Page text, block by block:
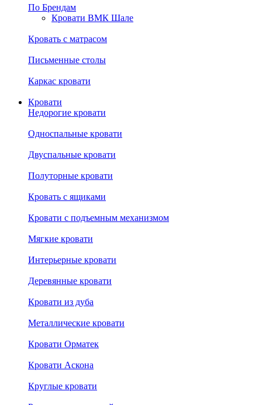
По Брендам
Кровати ВМК Шале
Кровать с матрасом
Письменные столы
Каркас кровати
Кровати
Недорогие кровати
Односпальные кровати
Двуспальные кровати
Полуторные кровати
Кровать с ящиками
Кровати с подъемным механизмом
Мягкие кровати
Интерьерные кровати
Деревянные кровати
Кровати из дуба
Металлические кровати
Кровати Орматек
Кровати Аскона
Круглые кровати